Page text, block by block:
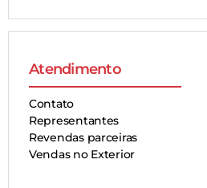
Atendimento
Contato
Representantes
Revendas parceiras
Vendas no Exterior